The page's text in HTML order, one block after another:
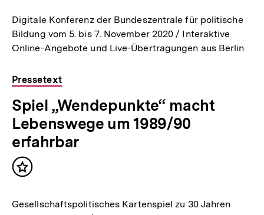
Digitale Konferenz der Bundeszentrale für politische
Bildung vom 5. bis 7. November 2020 / Interaktive
Online-Angebote und Live-Übertragungen aus Berlin
Pressetext
Spiel „Wendepunkte“ macht
Lebenswege um 1989/90
erfahrbar
Inhalt
Gesellschaftspolitisches Kartenspiel zu 30 Jahren